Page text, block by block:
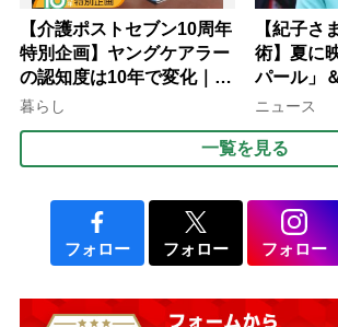
【介護ポストセブン10周年
特別企画】ヤングケアラー
の認知度は10年で変化｜流
行語大賞にノミネート、法
暮らし
【紀子さ
術】夏に
パール」
ぐ「揺れ
ニュース
一覧を見る
フォロー フォロー フォロー